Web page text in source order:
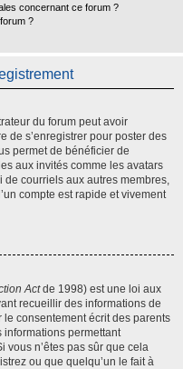
concernant ce forum ?
?
du forum peut avoir
de s’enregistrer pour poster des
permet de bénéficier de
aux invités comme les avatars
de courriels aux autres membres,
compte est rapide et vivement
Actde 1998) est une loi aux
recueillir des informations de
consentement écrit des parents
informations permettant
vous n’êtes pas sûr que cela
ou que quelqu’un le fait à